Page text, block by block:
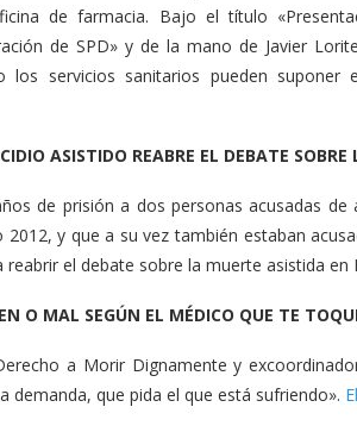
de farmacia. Bajo el título
de SPD» y de la mano de Javier
los servicios sanitarios pueden
ASISTIDO REABRE EL DEBATE
de prisión a dos personas acusadas
2012, y que a su vez también estaban
el debate sobre la muerte asistida en
O MAL SEGÚN EL MÉDICO QUE TE
a Morir Dignamente y
demanda, que pida el que está sufriendo».